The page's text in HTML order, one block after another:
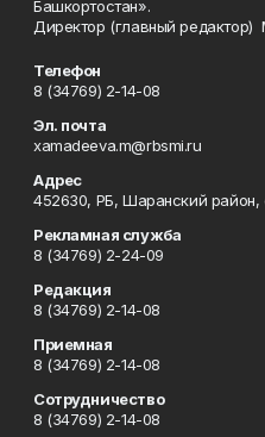
Башкортостан».
Директор (главный
Телефон
8 (34769) 2-14-08
Эл. почта
xamadeeva.m@rbsmi.ru
Адрес
452630, РБ, Шаранский район,
Рекламная служба
8 (34769) 2-24-09
Редакция
8 (34769) 2-14-08
Приемная
8 (34769) 2-14-08
Сотрудничество
8 (34769) 2-14-08